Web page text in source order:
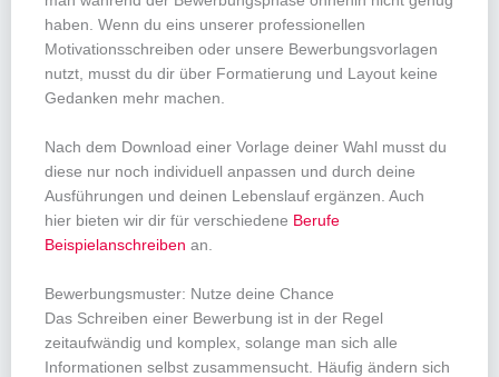
haben. Wenn du eins unserer professionellen
Motivationsschreiben oder unsere Bewerbungsvorlagen
nutzt, musst du dir über Formatierung und Layout keine
Gedanken mehr machen.
Nach dem Download einer Vorlage deiner Wahl musst du
diese nur noch individuell anpassen und durch deine
Ausführungen und deinen Lebenslauf ergänzen. Auch
hier bieten wir dir für verschiedene Berufe
Beispielanschreiben an.
Bewerbungsmuster: Nutze deine Chance
Das Schreiben einer Bewerbung ist in der Regel
zeitaufwändig und komplex, solange man sich alle
Informationen selbst zusammensucht. Häufig ändern sich